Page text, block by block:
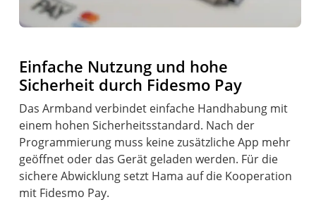
Einfache Nutzung und hohe
Sicherheit durch Fidesmo Pay
Das Armband verbindet einfache Handhabung mit
einem hohen Sicherheitsstandard. Nach der
Programmierung muss keine zusätzliche App mehr
geöffnet oder das Gerät geladen werden. Für die
sichere Abwicklung setzt Hama auf die Kooperation
mit Fidesmo Pay.